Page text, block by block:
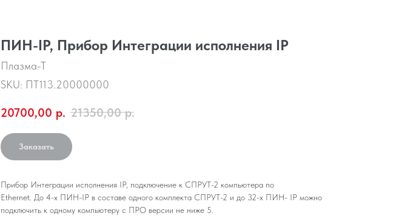
ПИН-IP, Прибор Интеграции исполнения IP
Плазма-Т
SKU: ПТ113.20000000
20700,00 р. 21350,00 р.
Заказать
Прибор Интеграции исполнения IP, подключение к СПРУТ-2 компьютера по
Ethernet. До 4-х ПИН-IP в составе одного комплекта СПРУТ-2 и до 32-х ПИН- IP можно
подключить к одному компьютеру с ПРО версии не ниже 5.